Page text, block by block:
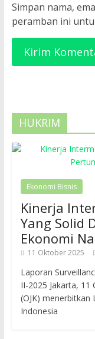
Simpan nama,
peramban ini
HUKRIM
Ekonomi Bisnis
Kinerja
Yang Solid
Ekonomi
11 Oktober 2025
Laporan
II-2025 Jakarta, 11
(OJK) menerbitkan
Indonesia